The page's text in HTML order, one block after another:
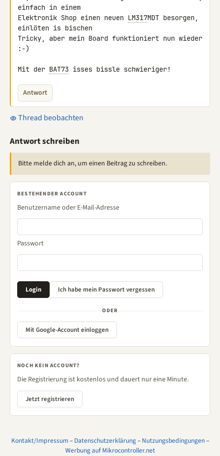
einfach in einem
Elektronik Shop einen neuen LM317MDT besorgen,
einlöten is bischen
Tricky, aber mein Board funktioniert nun wieder
:-)
Mit der BAT73 isses bissle schwieriger!
Antwort
Thread beobachten
Antwort schreiben
Bitte melde dich an, um einen Beitrag zu schreiben.
BESTEHENDER ACCOUNT
Benutzername oder E-Mail-Adresse
Passwort
ODER
Mit Google-Account einloggen
NOCH KEIN ACCOUNT?
Die Registrierung ist kostenlos und dauert nur eine Minute.
Jetzt registrieren
Kontakt/Impressum– Datenschutzerklärung– Nutzungsbedingungen–
Werbung auf Mikrocontroller.net